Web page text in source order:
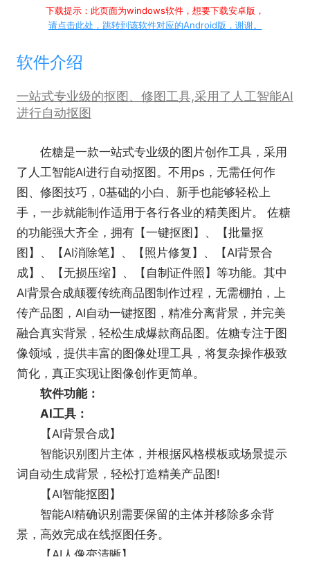
下载提示：此页面为windows软件，想要下载安卓版，
请点击此处，跳转到该软件对应的Android版，谢谢。
软件介绍
一站式专业级的抠图、修图工具,采用了人工智能AI
进行自动抠图
佐糖是一款一站式专业级的图片创作工具，采用
了人工智能AI进行自动抠图。不用ps，无需任何作
图、修图技巧，0基础的小白、新手也能够轻松上
手，一步就能制作适用于各行各业的精美图片。 佐糖
的功能强大齐全，拥有【一键抠图】、【批量抠
图】、【AI消除笔】、【照片修复】、【AI背景合
成】、【无损压缩】、【自制证件照】等功能。其中
AI背景合成颠覆传统商品图制作过程，无需棚拍，上
传产品图，AI自动一键抠图，精准分离背景，并完美
融合真实背景，轻松生成爆款商品图。佐糖专注于图
像领域，提供丰富的图像处理工具，将复杂操作极致
简化，真正实现让图像创作更简单。
软件功能：
AI工具：
【AI背景合成】
智能识别图片主体，并根据风格模板或场景提示
词自动生成背景，轻松打造精美产品图!
【AI智能抠图】
智能AI精确识别需要保留的主体并移除多余背
景，高效完成在线抠图任务。
【AI人像变清晰】